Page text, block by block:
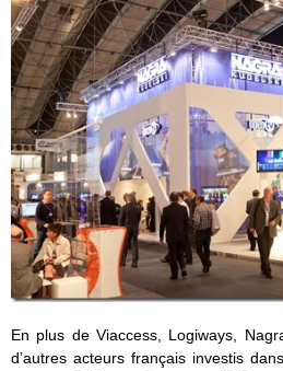
En plus de Viaccess, Logiways,
d’autres acteurs français investis